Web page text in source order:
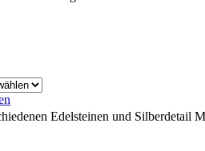
Edelsteinen und Silberdetail